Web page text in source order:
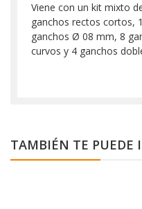
Viene con un kit mixto
ganchos rectos cortos,
ganchos Ø 08 mm, 8
curvos y 4 ganchos
TAMBIÉN TE PUEDE